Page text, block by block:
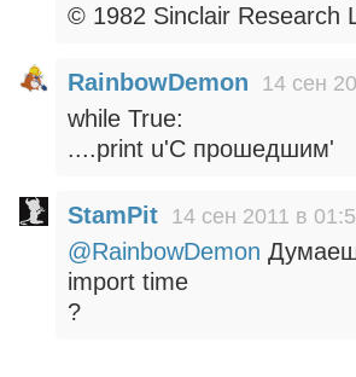
© 1982 Sinclair Research
RainbowDemon 14 сен
while True:
....print u'С прошедшим'
StamPit 14 сен 2011 в
@RainbowDemon
import time
?